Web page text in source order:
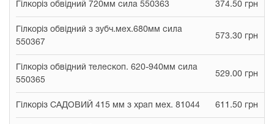
Гілкоріз обвідний 720мм сила 550363 374.50 грн
Гілкоріз обвідний з зубч.мех.680мм сила
550367
573.30 грн
Гілкоріз обвідний телескоп. 620-940мм сила
550365
529.00 грн
Гілкоріз САДОВИЙ 415 мм з храп мех. 81044 611.50 грн